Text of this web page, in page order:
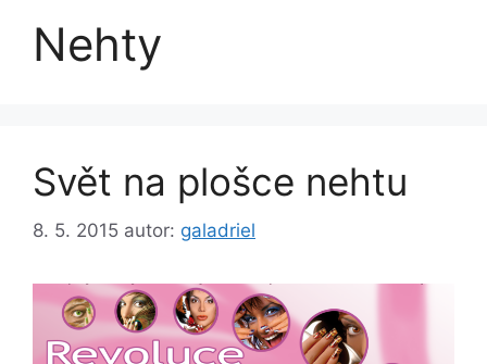
Nehty
Svět na plošce nehtu
8. 5. 2015 autor: galadriel